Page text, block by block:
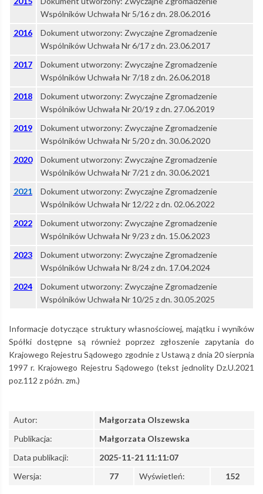
Wspólników Uchwała Nr 5/16 z dn. 28.06.2016
2016
Dokument utworzony: Zwyczajne Zgromadzenie
Wspólników Uchwała Nr 6/17 z dn. 23.06.2017
2017
Dokument utworzony: Zwyczajne Zgromadzenie
Wspólników Uchwała Nr 7/18 z dn. 26.06.2018
2018
Dokument utworzony: Zwyczajne Zgromadzenie
Wspólników Uchwała Nr 20/19 z dn. 27.06.2019
2019
Dokument utworzony: Zwyczajne Zgromadzenie
Wspólników Uchwała Nr 5/20 z dn. 30.06.2020
2020
Dokument utworzony: Zwyczajne Zgromadzenie
Wspólników Uchwała Nr 7/21 z dn. 30.06.2021
2021
Dokument utworzony: Zwyczajne Zgromadzenie
Wspólników Uchwała Nr 12/22 z dn. 02.06.2022
2022
Dokument utworzony: Zwyczajne Zgromadzenie
Wspólników Uchwała Nr 9/23 z dn. 15.06.2023
2023
Dokument utworzony: Zwyczajne Zgromadzenie
Wspólników Uchwała Nr 8/24 z dn. 17.04.2024
2024
Dokument utworzony: Zwyczajne Zgromadzenie
Wspólników Uchwała Nr 10/25 z dn. 30.05.2025
Informacje dotyczące struktury własnościowej, majątku i wyników
Spółki dostępne są również poprzez zgłoszenie zapytania do
Krajowego Rejestru Sądowego zgodnie z Ustawą z dnia 20 sierpnia
1997 r. Krajowego Rejestru Sądowego (tekst jednolity Dz.U.2021
poz.112 z późn. zm.)
Autor: Małgorzata Olszewska
Wersja: 77 Wyświetleń: 152
Publikacja:
Małgorzata Olszewska
Data publikacji:
2025-11-21 11:11:07